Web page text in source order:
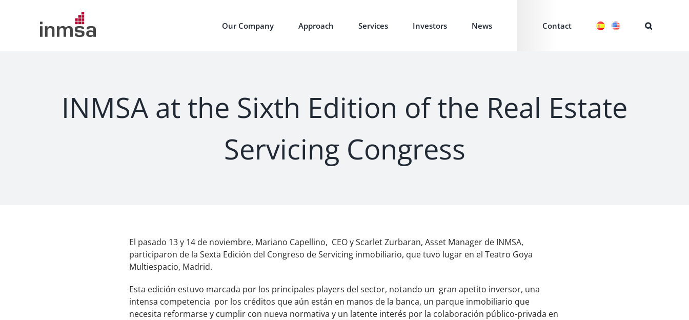
Our Company Approach Services Investors News Contact
INMSA at the Sixth Edition of the Real Estate
Servicing Congress
El pasado 13 y 14 de noviembre, Mariano Capellino, CEO y Scarlet Zurbaran, Asset Manager de INMSA,
participaron de la Sexta Edición del Congreso de Servicing inmobiliario, que tuvo lugar en el Teatro Goya
Multiespacio, Madrid.
Esta edición estuvo marcada por los principales players del sector, notando un gran apetito inversor, una
intensa competencia por los créditos que aún están en manos de la banca, un parque inmobiliario que
necesita reformarse y cumplir con nueva normativa y un latente interés por la colaboración público-privada en